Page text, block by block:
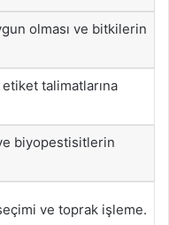
olması ve bitkilerin
etiket talimatlarına
biyopestisitlerin
ve toprak işleme.